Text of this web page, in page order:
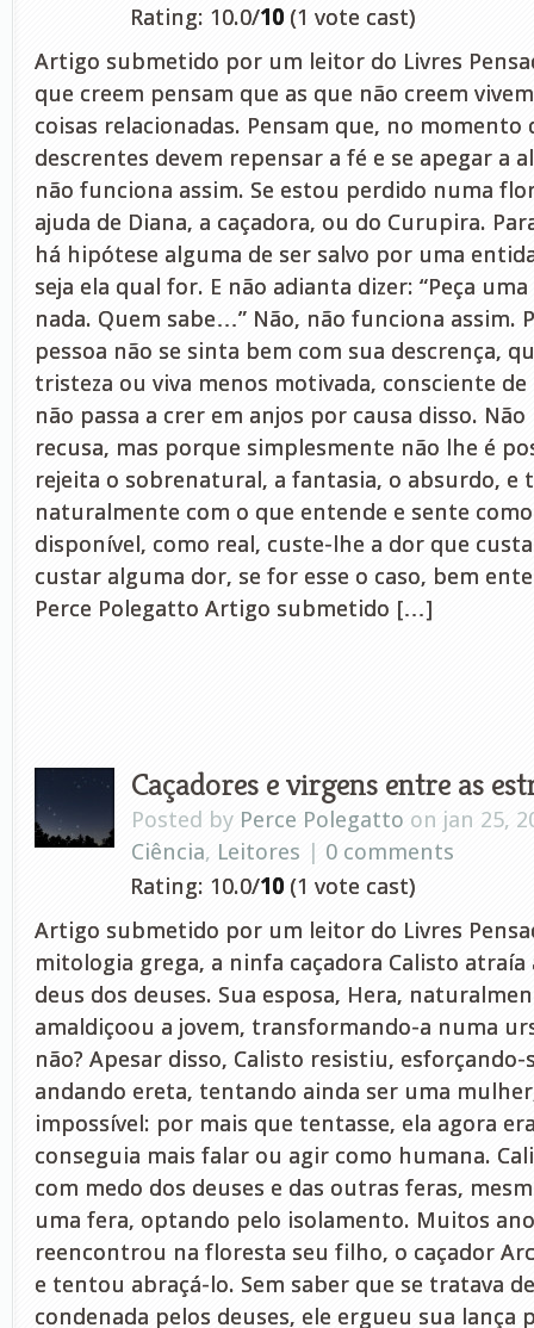
Rating: 10.0/10 (1 vote cast)
Artigo submetido por um leitor do Livres
que creem pensam que as que não creem
coisas relacionadas. Pensam que, no
descrentes devem repensar a fé e se apegar a
não funciona assim. Se estou perdido numa
ajuda de Diana, a caçadora, ou do Curupira.
há hipótese alguma de ser salvo por uma
seja ela qual for. E não adianta dizer: “Peça
nada. Quem sabe…” Não, não funciona assim.
pessoa não se sinta bem com sua descrença,
tristeza ou viva menos motivada, consciente de
não passa a crer em anjos por causa disso.
recusa, mas porque simplesmente não lhe é
rejeita o sobrenatural, a fantasia, o absurdo, e
naturalmente com o que entende e sente
disponível, como real, custe-lhe a dor que
custar alguma dor, se for esse o caso, bem
Perce Polegatto Artigo submetido […]
Caçadores e virgens entre as
Posted by Perce Polegatto on jan 25,
Ciência, Leitores | 0 comments
Rating: 10.0/10 (1 vote cast)
Artigo submetido por um leitor do Livres
mitologia grega, a ninfa caçadora Calisto atraía
deus dos deuses. Sua esposa, Hera,
amaldiçoou a jovem, transformando-a numa
não? Apesar disso, Calisto resistiu,
andando ereta, tentando ainda ser uma
impossível: por mais que tentasse, ela agora
conseguia mais falar ou agir como humana.
com medo dos deuses e das outras feras,
uma fera, optando pelo isolamento. Muitos
reencontrou na floresta seu filho, o caçador
e tentou abraçá-lo. Sem saber que se tratava
condenada pelos deuses, ele ergueu sua lança